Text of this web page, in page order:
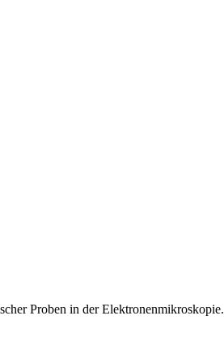
Proben in der Elektronenmikroskopie.